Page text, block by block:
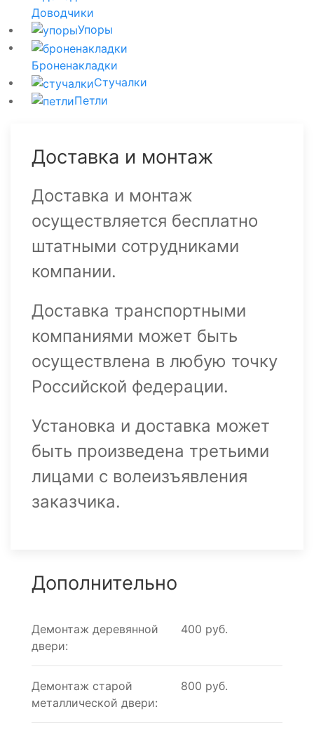
Доводчики
Упоры
Броненакладки
Стучалки
Петли
Доставка и монтаж
Доставка и монтаж
осуществляется бесплатно
штатными сотрудниками
компании.
Доставка транспортными
компаниями может быть
осуществлена в любую точку
Российской федерации.
Установка и доставка может
быть произведена третьими
лицами с волеизъявления
заказчика.
Дополнительно
Демонтаж деревянной
двери:
400 руб.
Демонтаж старой
металлической двери:
800 руб.